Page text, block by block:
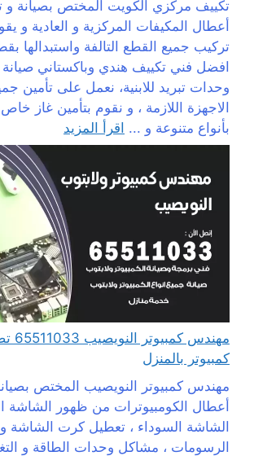
تكييف مركزي الكويت المختص بصيانة و
أعطال المكيفات المركزية و العادية و
تركيب جميع القطع التالفة واستبدالها
افضل فني تكييف هندي وباكستاني
وحدات تبريد للابنية، نعمل على تأمين
الاجهزة اللازمة ، و نقوم بتأمين غاز
بأنواع متنوعة و ... اقرأ المزيد
كمبيوتر بالمنزل
مهندس كمبيوتر النويصيب المختص
أعطال الكومبيوترات من ظهور الشاشة
الشاشة السوداء ، تعطيل كرت الشاشة
الرسومات ، مشاكل وحدات الطاقة و